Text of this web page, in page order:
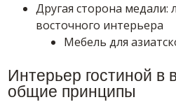
Другая сторона медали:
восточного интерьера
Мебель для
Интерьер гостиной в
общие принципы